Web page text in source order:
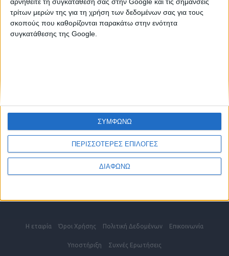
αρνηθείτε τη συγκατάθεσή σας στην Google και τις σημάνσεις
τρίτων μερών της για τη χρήση των δεδομένων σας για τους
σκοπούς που καθορίζονται παρακάτω στην ενότητα
συγκατάθεσης της Google.
ΠΕΡΙΣΣΟΤΕΡΕΣ ΕΠΙΛΟΓΕΣ
ΔΙΑΦΩΝΩ
ΣΥΜΦΩΝΩ
ΗΡΑΚΛΕΙΟ - ΛΑΣΙΘΙ
2810 342474
info@kritikes-aggelies.gr
Η εταιρία Όροι Xρήσης Πολιτική Δεδομένων Επικοινωνία
Υποστήριξη Συχνές Eρωτήσεις